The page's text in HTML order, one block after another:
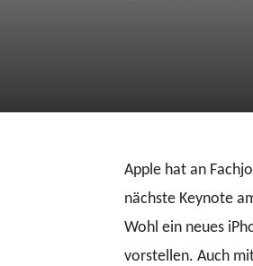
Apple hat an
nächste Keynote
Wohl ein neues
vorstellen. Auch